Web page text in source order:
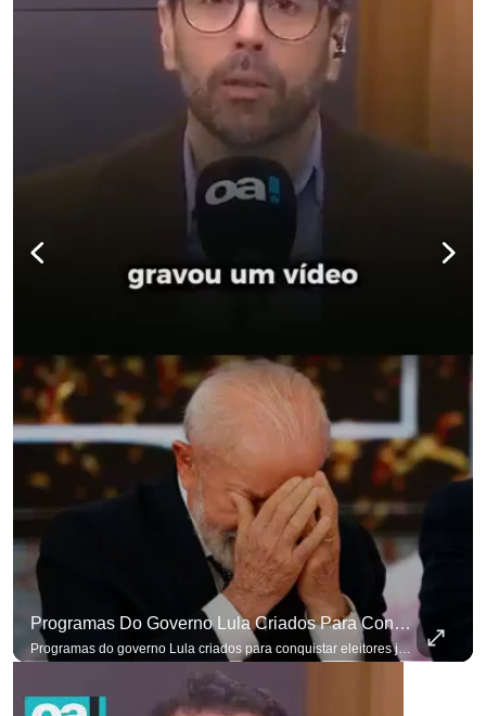
Programas Do Governo Lula Criados Para Conquistar Eleitores Já Não Têm Mais O Mesmo Efeito
Programas do governo Lula criados para conquistar eleitores já não têm o mesmo efeito de campanhas anteriores. #OAntagonista Se você busca informação com credibilidade, inscreva-se agora e ative o